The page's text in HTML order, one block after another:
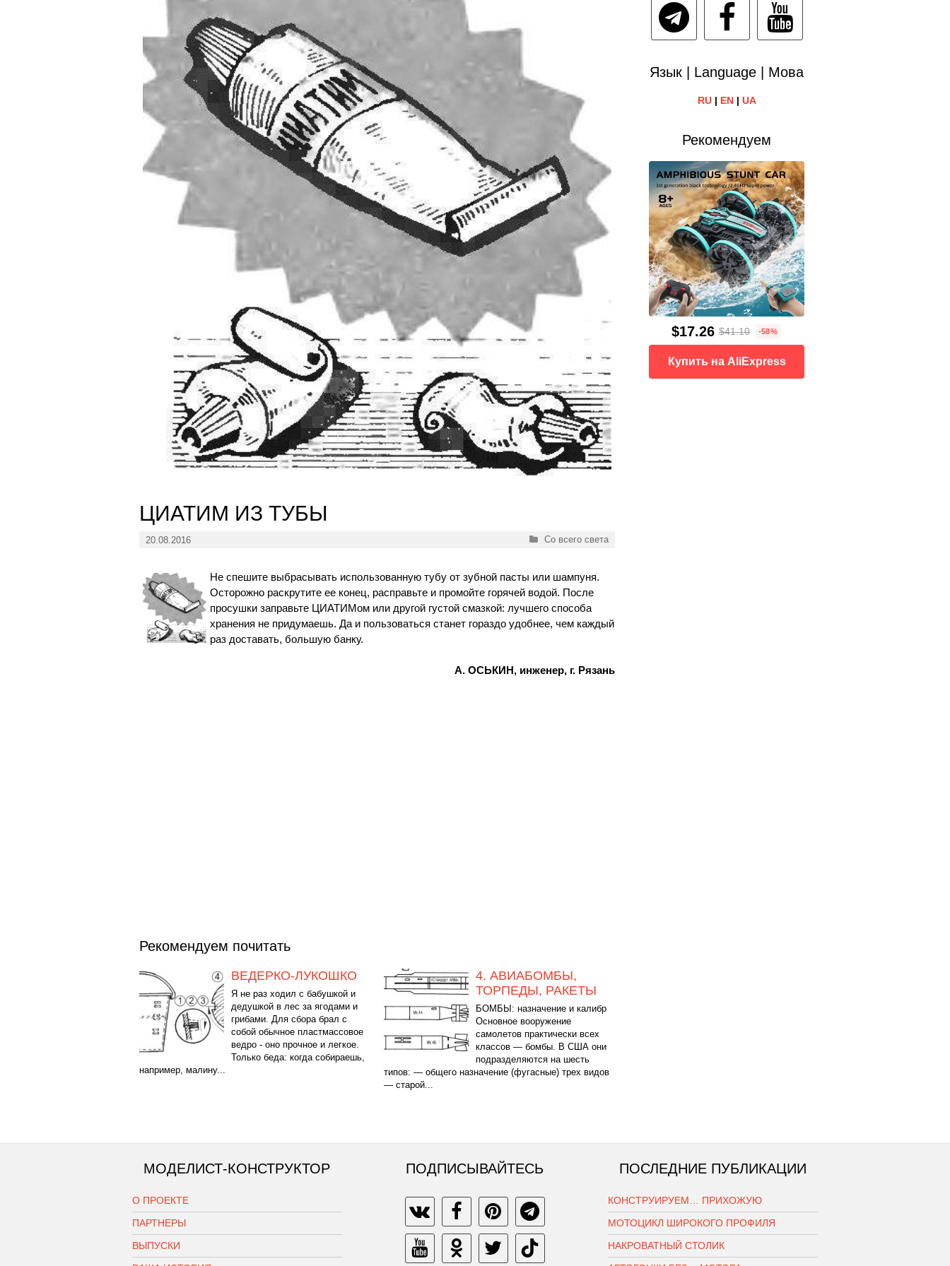
ЦИАТИМ ИЗ ТУБЫ
20.08.2016 Рубрики
Со всего света
Не спешите выбрасывать использованную тубу от зубной пасты или шампуня.
Осторожно раскрутите ее конец, расправьте и промойте горячей водой. После
просушки заправьте ЦИАТИМом или другой густой смазкой: лучшего способа
хранения не придумаешь. Да и пользоваться станет гораздо удобнее, чем каждый
раз доставать, большую банку.
А. ОСЬКИН, инженер, г. Рязань
Рекомендуем почитать
ВЕДЕРКО-ЛУКОШКО
Я не раз ходил с бабушкой и
дедушкой в лес за ягодами и
грибами. Для сбора брал с
собой обычное пластмассовое
ведро - оно прочное и легкое.
Только беда: когда собираешь,
например, малину...
4. АВИАБОМБЫ,
ТОРПЕДЫ, РАКЕТЫ
БОМБЫ: назначение и калибр
Основное вооружение
самолетов практически всех
классов — бомбы. В США они
подразделяются на шесть
типов: — общего назначение (фугасные) трех видов
— старой...
Язык | Language | Мова
RU| EN| UA
Рекомендуем
$17.26 $41.10 -58%
Купить на AliExpress
МОДЕЛИСТ-КОНСТРУКТОР
О ПРОЕКТЕ
ПАРТНЕРЫ
ВЫПУСКИ
ПОДПИСЫВАЙТЕСЬ ПОСЛЕДНИЕ ПУБЛИКАЦИИ
КОНСТРУИРУЕМ… ПРИХОЖУЮ
МОТОЦИКЛ ШИРОКОГО ПРОФИЛЯ
НАКРОВАТНЫЙ СТОЛИК